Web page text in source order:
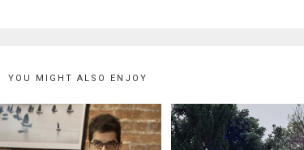
YOU MIGHT ALSO ENJOY